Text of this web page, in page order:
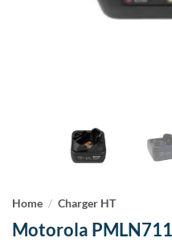
Home / Charger HT
Motorola